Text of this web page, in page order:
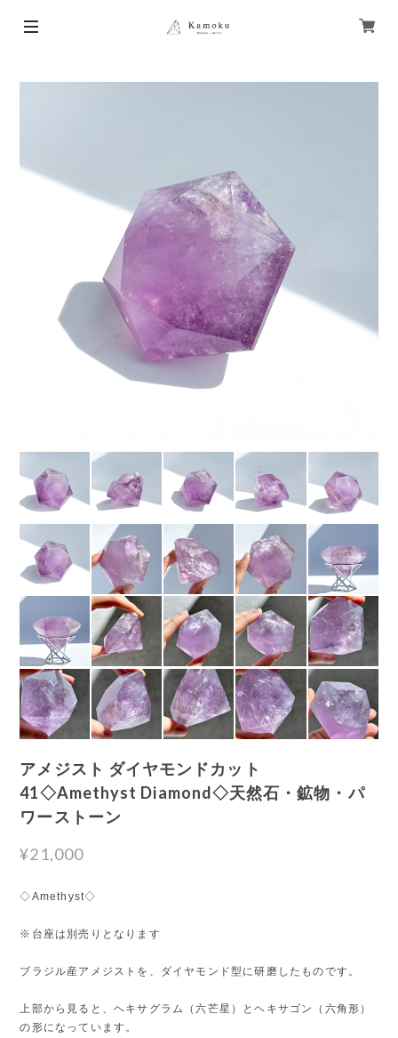
アメジスト ダイヤモンドカット
41◇Amethyst Diamond◇天然石・鉱物・パ
ワーストーン
¥21,000
◇Amethyst◇
※台座は別売りとなります
ブラジル産アメジストを、ダイヤモンド型に研磨したものです。
上部から見ると、ヘキサグラム（六芒星）とヘキサゴン（六角形）
の形になっています。